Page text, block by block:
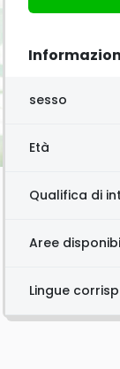
sesso
Età
Qualifica di
Aree
Lingue